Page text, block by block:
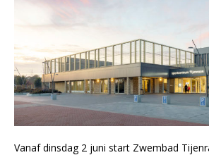
Vanaf dinsdag 2 juni start Zwembad